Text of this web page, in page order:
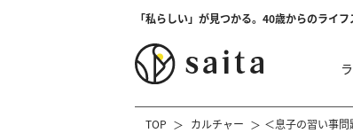
「私らしい」が見つかる。40歳からのライ
TOP カルチャー ＜息子の習い事